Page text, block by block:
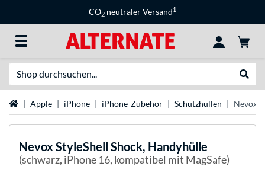
CO2 neutraler Versand1
Startseite
Apple iPhone iPhone-Zubehör Schutzhüllen Nevox
NevoxStyleShell Shock, Handyhülle
(schwarz, iPhone 16, kompatibel mit MagSafe)